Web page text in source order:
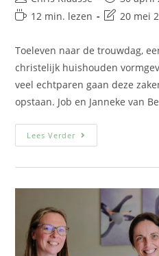
12 min. lezen
20 mei
Toeleven naar de trouwdag,
christelijk huishouden
veel echtparen gaan deze
opstaan. Job en Janneke van
Lees Verder